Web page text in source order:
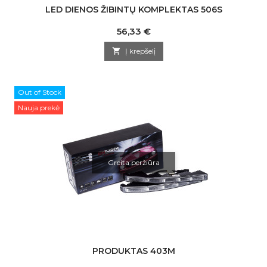
LED DIENOS ŽIBINTŲ KOMPLEKTAS 506S
Kaina
56,33 €
 Į krepšelį
Out of Stock
Nauja prekė
Greita peržiūra
PRODUKTAS 403M